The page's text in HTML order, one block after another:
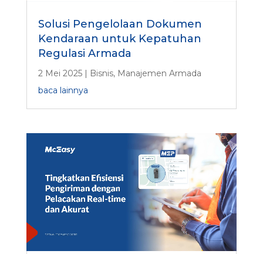
Solusi Pengelolaan Dokumen
Kendaraan untuk Kepatuhan
Regulasi Armada
2 Mei 2025| Bisnis, Manajemen Armada
baca lainnya